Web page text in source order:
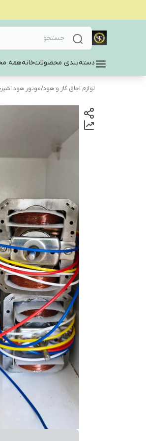
دسته‌بندی محصولاتخانههمه
لوازم اجاق گاز و هود/موتور هود